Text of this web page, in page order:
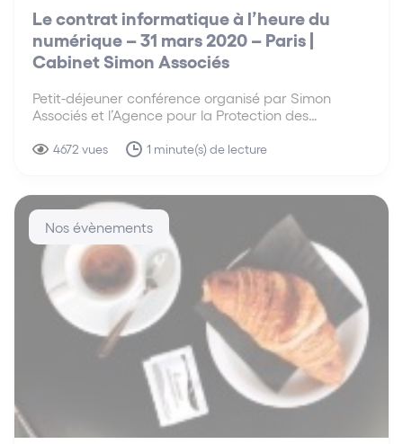
Le contrat informatique à l’heure du
numérique – 31 mars 2020 – Paris |
Cabinet Simon Associés
Petit-déjeuner conférence organisé par Simon
Associés et l’Agence pour la Protection des
première session, le droit et la protection du logiciel,
4672 vues 1 minute(s) de lecture
Nos évènements